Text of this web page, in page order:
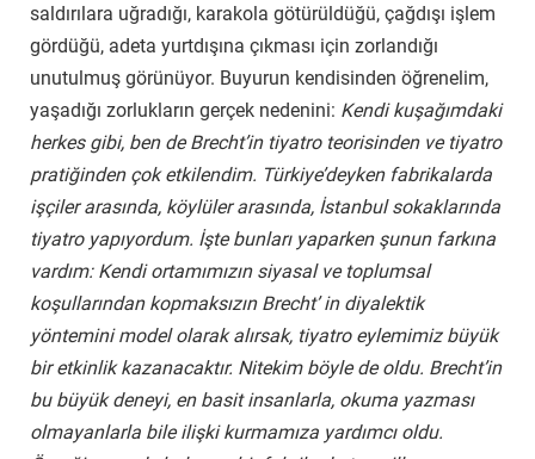
saldırılara uğradığı, karakola götürüldüğü, çağdışı işlem
gördüğü, adeta yurtdışına çıkması için zorlandığı
unutulmuş görünüyor. Buyurun kendisinden öğrenelim,
yaşadığı zorlukların gerçek nedenini: Kendi kuşağımdaki
herkes gibi, ben de Brecht’in tiyatro teorisinden ve tiyatro
pratiğinden çok etkilendim. Türkiye’deyken fabrikalarda
işçiler arasında, köylüler arasında, İstanbul sokaklarında
tiyatro yapıyordum. İşte bunları yaparken şunun farkına
vardım: Kendi ortamımızın siyasal ve toplumsal
koşullarından kopmaksızın Brecht’ in diyalektik
yöntemini model olarak alırsak, tiyatro eylemimiz büyük
bir etkinlik kazanacaktır. Nitekim böyle de oldu. Brecht’in
bu büyük deneyi, en basit insanlarla, okuma yazması
olmayanlarla bile ilişki kurmamıza yardımcı oldu.